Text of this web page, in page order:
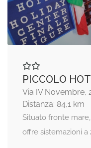
PICCOLO
Via IV Novembre,
Distanza: 84,1 km
Situato fronte
offre sistemazioni a